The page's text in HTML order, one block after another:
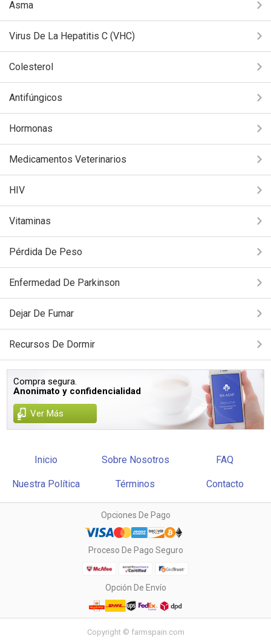
Asma
Virus De La Hepatitis C (VHC)
Colesterol
Antifúngicos
Hormonas
Medicamentos Veterinarios
HIV
Vitaminas
Pérdida De Peso
Enfermedad De Parkinson
Dejar De Fumar
Recursos De Dormir
Compra segura.
Anonimato y confidencialidad
Ver Más
Inicio Sobre Nosotros FAQ
Nuestra Política Términos Contacto
Opciones De Pago
Proceso De Pago Seguro
Opción De Envío
Copyright © farmspain.com